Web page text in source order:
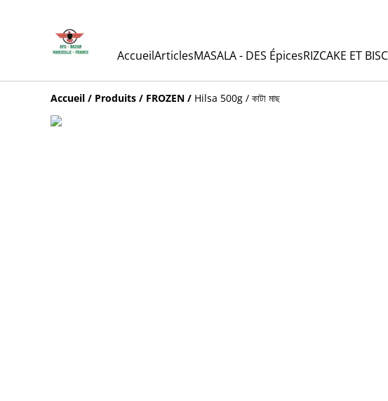
AccueilArticlesMASALA - DES ÉpicesRIZCAKE ET
Accueil / Produits / FROZEN / Hilsa 500g / কাটা মাছ